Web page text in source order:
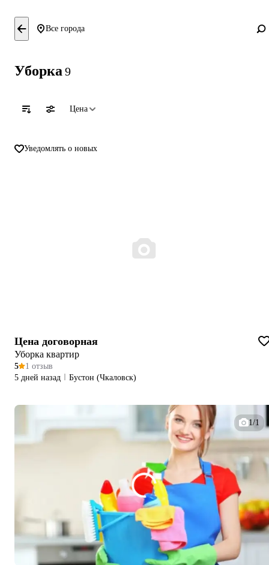
Все города
Уборка 9
Цена
Уведомлять о новых
Цена договорная
Уборка квартир
5
1 отзыв
5 дней назад
Бустон (Чкаловск)
1/1